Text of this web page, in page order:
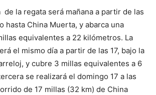
de la regata será mañana a partir de las
hasta China Muerta, y abarca una
equivalentes a 22 kilómetros. La
el mismo día a partir de las 17, bajo la
y cubre 3 millas equivalentes a 6
se realizará el domingo 17 a las
de 17 millas (32 km) de China